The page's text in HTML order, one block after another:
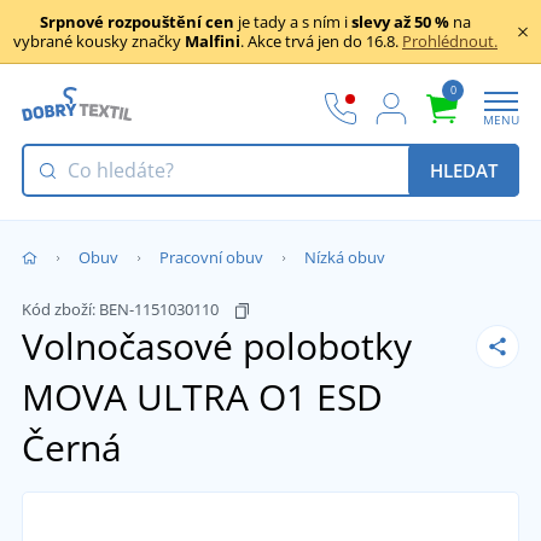
Srpnové rozpouštění cen je tady a s ním islevy až 50 % na
vybrané kousky značky Malfini. Akce trvá jen do 16.8. Prohlédnout.
0
MENU
HLEDAT
Obuv Pracovní obuv Nízká obuv
Kód zboží: BEN-1151030110
Volnočasové polobotky
MOVA ULTRA O1 ESD
Černá